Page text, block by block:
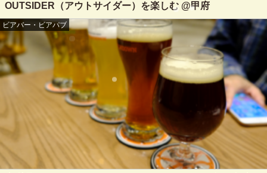
OUTSIDER（アウトサイダー）を楽しむ @甲府
ビアバー・ビアパブ